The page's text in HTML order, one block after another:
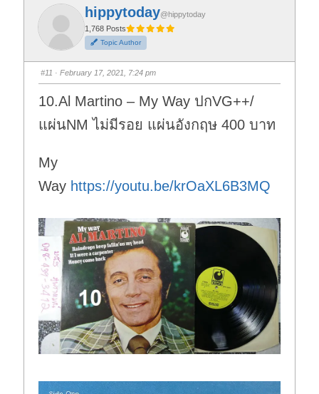
hippytoday@hippytoday
1,768 Posts
Topic Author
#11 · February 17, 2021, 7:24 pm
10.Al Martino – My Way ปกVG++/
แผ่นNM ไม่มีรอย แผ่นอังกฤษ 400 บาท
My
Way https://youtu.be/krOaXL6B3MQ